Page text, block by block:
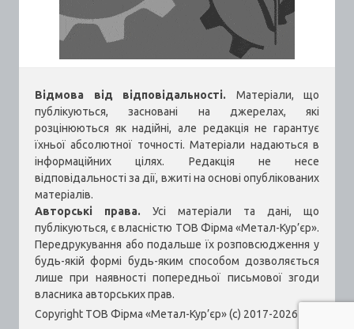
Відмова від відповідальності. Матеріали, що
публікуються, засновані на джерелах, які
розцінюються як надійні, але редакція не гарантує
їхньої абсолютної точності. Матеріали надаються в
інформаційних цілях. Редакція не несе
відповідальності за дії, вжиті на основі опублікованих
матеріалів.
Авторські права. Усі матеріали та дані, що
публікуються, є власністю ТОВ Фірма «Метал-Кур’єр».
Передрукування або подальше їх розповсюдження у
будь-якій формі будь-яким способом дозволяється
лише при наявності попередньої письмової згоди
власника авторських прав.
Copyright ТОВ Фірма «Метал-Кур’єр» (c) 2017-2026